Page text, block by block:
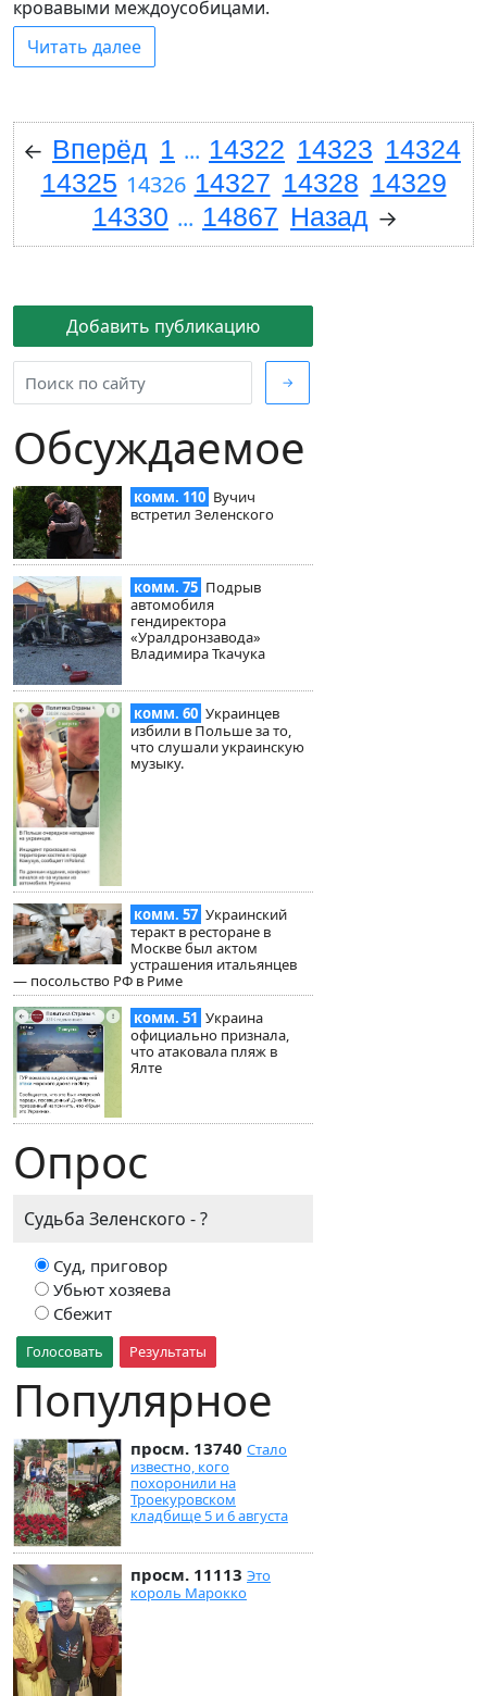
Добавить публикацию
→
Обсуждаемое
комм. 110 Вучич
встретил Зеленского
комм. 75 Подрыв
автомобиля
гендиректора
«Уралдронзавода»
Владимира Ткачука
комм. 60 Украинцев
избили в Польше за то,
что слушали украинскую
музыку.
комм. 57 Украинский
теракт в ресторане в
Москве был актом
устрашения итальянцев
— посольство РФ в Риме
комм. 51 Украина
официально признала,
что атаковала пляж в
Ялте
Опрос
Судьба Зеленского - ?
Суд, приговор
Убьют хозяева
Сбежит
Голосовать Результаты
Популярное
просм. 13740 Стало
известно, кого
похоронили на
Троекуровском
кладбище 5 и 6 августа
просм. 11113 Это
король Марокко
кровавыми междоусобицами.
Читать далее
← Вперёд 1 ... 14322 14323 14324
14325 14326 14327 14328 14329
14330 ... 14867 Назад →